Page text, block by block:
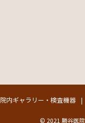
院内ギャラリー・検査機器
© 2021 勝谷医院